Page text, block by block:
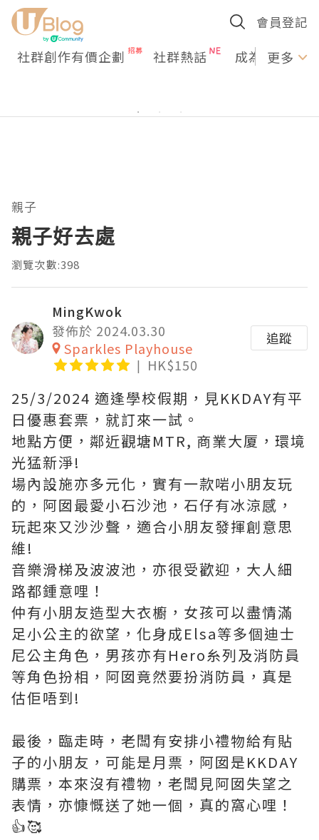
會員登記
社群創作有價企劃 社群熱話 成為U更多
親子
親子好去處
瀏覽次數:398
MingKwok
發佈於 2024.03.30
Sparkles Playhouse
HK$150
追蹤
25/3/2024 適逢學校假期，見KKDAY有平
日優惠套票，就訂來一試。
地點方便，鄰近觀塘MTR, 商業大厦，環境
光猛新淨!
場內設施亦多元化，實有一款啱小朋友玩
的，阿囡最愛小石沙池，石仔有冰涼感，
玩起來又沙沙聲，適合小朋友發揮創意思
維!
音樂滑梯及波波池，亦很受歡迎，大人細
路都鍾意哩！
仲有小朋友造型大衣櫥，女孩可以盡情滿
足小公主的欲望，化身成Elsa等多個迪士
尼公主角色，男孩亦有Hero糸列及消防員
等角色扮相，阿囡竟然要扮消防員，真是
估佢唔到!
最後，臨走時，老闆有安排小禮物給有貼
子的小朋友，可能是月票，阿囡是KKDAY
購票，本來沒有禮物，老闆見阿囡失望之
表情，亦慷慨送了她一個，真的窩心哩！
👍🥰